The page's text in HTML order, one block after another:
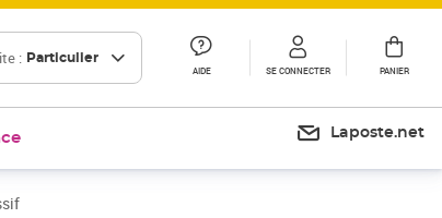
: Particulier
AIDE SE CONNECTER PANIER
Laposte.net